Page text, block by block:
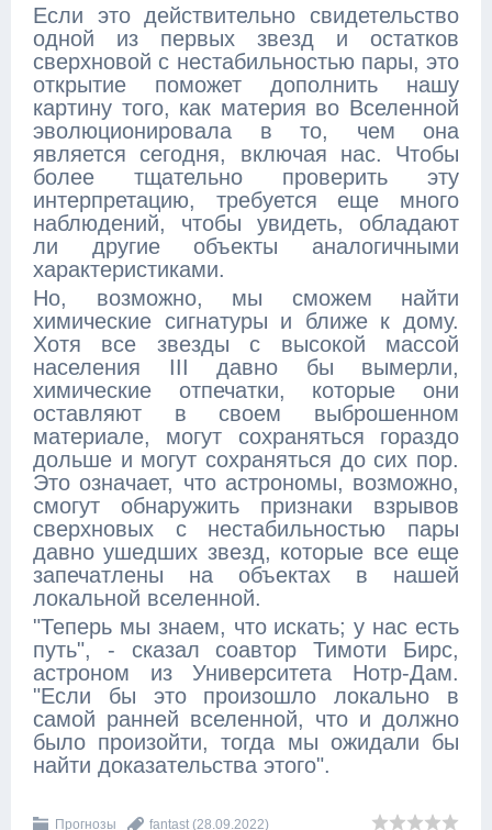
Если это действительно свидетельство
одной из первых звезд и остатков
сверхновой с нестабильностью пары, это
открытие поможет дополнить нашу
картину того, как материя во Вселенной
эволюционировала в то, чем она
является сегодня, включая нас. Чтобы
более тщательно проверить эту
интерпретацию, требуется еще много
наблюдений, чтобы увидеть, обладают
ли другие объекты аналогичными
характеристиками.
Но, возможно, мы сможем найти
химические сигнатуры и ближе к дому.
Хотя все звезды с высокой массой
населения III давно бы вымерли,
химические отпечатки, которые они
оставляют в своем выброшенном
материале, могут сохраняться гораздо
дольше и могут сохраняться до сих пор.
Это означает, что астрономы, возможно,
смогут обнаружить признаки взрывов
сверхновых с нестабильностью пары
давно ушедших звезд, которые все еще
запечатлены на объектах в нашей
локальной вселенной.
"Теперь мы знаем, что искать; у нас есть
путь", - сказал соавтор Тимоти Бирс,
астроном из Университета Нотр-Дам.
"Если бы это произошло локально в
самой ранней вселенной, что и должно
было произойти, тогда мы ожидали бы
найти доказательства этого".
Прогнозы fantast (28.09.2022)